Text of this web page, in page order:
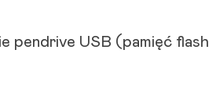
pendrive USB (pamięć flash